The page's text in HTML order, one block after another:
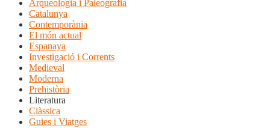
Arqueologia i Paleografia
Catalunya
Contemporània
El món actual
Espanaya
Investigació i Corrents
Medieval
Moderna
Prehistòria
Literatura
Clàssica
Guies i Viatges